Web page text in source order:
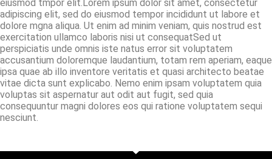
eiusmod tmpor elit.Lorem ipsum dolor sit amet, consectetur
adipiscing elit, sed do eiusmod tempor incididunt ut labore et
dolore mgna aliqua. Ut enim ad minim veniam, quis nostrud est
exercitation ullamco laboris nisi ut consequatSed ut
perspiciatis unde omnis iste natus error sit voluptatem
accusantium doloremque laudantium, totam rem aperiam, eaque
ipsa quae ab illo inventore veritatis et quasi architecto beatae
vitae dicta sunt explicabo. Nemo enim ipsam voluptatem quia
voluptas sit aspernatur aut odit aut fugit, sed quia
consequuntur magni dolores eos qui ratione voluptatem sequi
nesciunt.